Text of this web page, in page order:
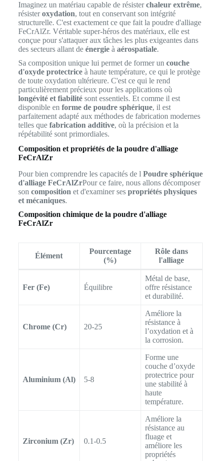
Imaginez un matériau capable de résisterchaleur extrême,
résisteroxydation, tout en conservant son intégrité
structurelle. C'est exactement ce que fait la poudre d'alliage
FeCrAlZr. Véritable super-héros des matériaux, elle est
conçue pour s'attaquer aux tâches les plus exigeantes dans
des secteurs allant de énergieà aérospatiale.
Sa composition unique lui permet de former un couche
d'oxyde protectriceà haute température, ce qui le protège
de toute oxydation ultérieure. C'est ce qui le rend
particulièrement précieux pour les applications où
longévité et fiabilitésont essentiels. Et comme il est
disponible en forme de poudre sphérique, il est
parfaitement adapté aux méthodes de fabrication modernes
telles que fabrication additive, où la précision et la
répétabilité sont primordiales.
Composition et propriétés de la poudre d'alliage
FeCrAlZr
Pour bien comprendre les capacités de l Poudre sphérique
d'alliage FeCrAlZrPour ce faire, nous allons décomposer
son composition et d'examiner ses propriétés physiques
et mécaniques.
Composition chimique de la poudre d'alliage
FeCrAlZr
Élément
Pourcentage
(%)
Rôle dans
l'alliage
Fer (Fe) Équilibre
Métal de base,
offre résistance
et durabilité.
Chrome (Cr) 20-25
Améliore la
résistance à
l’oxydation et à
la corrosion.
Aluminium (Al) 5-8
Forme une
couche d’oxyde
protectrice pour
une stabilité à
haute
température.
Zirconium (Zr) 0.1-0.5
Améliore la
résistance au
fluage et
améliore les
propriétés